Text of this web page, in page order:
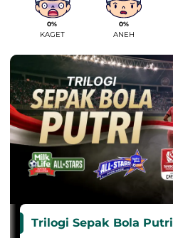
0%
KAGET
0%
ANEH
Trilogi Sepak Bola Putri